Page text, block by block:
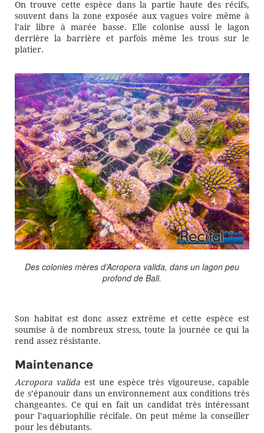
On trouve cette espèce dans la partie haute des récifs,
souvent dans la zone exposée aux vagues voire même à
l’air libre à marée basse. Elle colonise aussi le lagon
derrière la barrière et parfois même les trous sur le
platier.
Des colonies mères d’Acropora valida, dans un lagon peu
profond de Bali.
Son habitat est donc assez extrême et cette espèce est
soumise à de nombreux stress, toute la journée ce qui la
rend assez résistante.
Maintenance
Acropora valida est une espèce très vigoureuse, capable
de s’épanouir dans un environnement aux conditions très
changeantes. Ce qui en fait un candidat très intéressant
pour l’aquariophilie récifale. On peut même la conseiller
pour les débutants.